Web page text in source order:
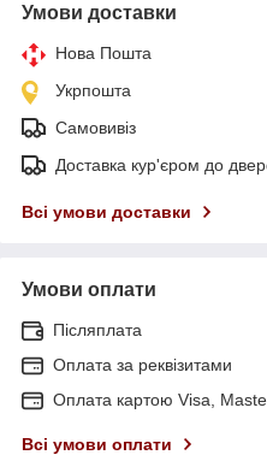
Умови доставки
Нова Пошта
Укрпошта
Самовивіз
Доставка кур'єром до
Всі умови доставки
Умови оплати
Післяплата
Оплата за реквізитами
Оплата картою Visa,
Всі умови оплати